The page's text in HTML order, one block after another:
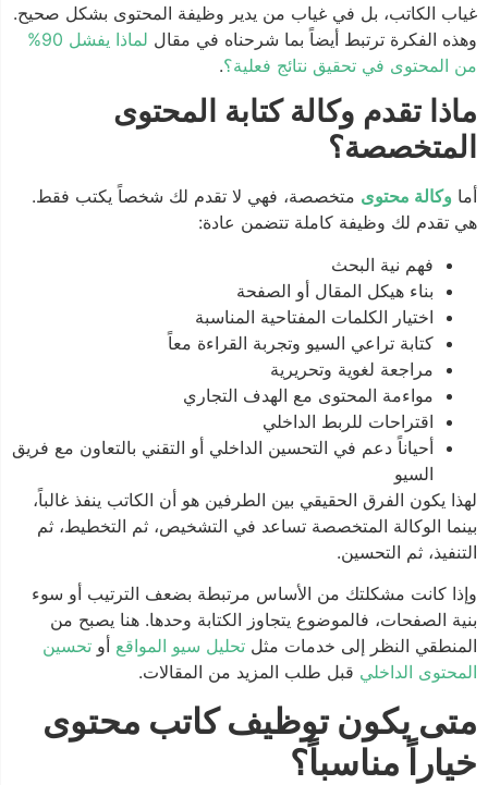
غياب الكاتب، بل في غياب من يدير وظيفة المحتوى بشكل صحيح.
وهذه الفكرة ترتبط أيضاً بما شرحناه في مقال
لماذا يفشل 90%
من المحتوى في تحقيق نتائج فعلية؟.
ماذا تقدم وكالة كتابة المحتوى
المتخصصة؟
أما وكالة محتوىمتخصصة، فهي لا تقدم لك شخصاً يكتب فقط.
هي تقدم لك وظيفة كاملة تتضمن عادة:
فهم نية البحث
بناء هيكل المقال أو الصفحة
اختيار الكلمات المفتاحية المناسبة
كتابة تراعي السيو وتجربة القراءة معاً
مراجعة لغوية وتحريرية
مواءمة المحتوى مع الهدف التجاري
اقتراحات للربط الداخلي
أحياناً دعم في التحسين الداخلي أو التقني بالتعاون مع فريق
السيو
لهذا يكون الفرق الحقيقي بين الطرفين هو أن الكاتب ينفذ غالباً،
بينما الوكالة المتخصصة تساعد في التشخيص، ثم التخطيط، ثم
التنفيذ، ثم التحسين.
وإذا كانت مشكلتك من الأساس مرتبطة بضعف الترتيب أو سوء
بنية الصفحات، فالموضوع يتجاوز الكتابة وحدها. هنا يصبح من
المنطقي النظر إلى خدمات مثل
تحليل سيو المواقعأو تحسين
المحتوى الداخلي قبل طلب المزيد من المقالات.
متى يكون توظيف كاتب محتوى
خياراً مناسباً؟